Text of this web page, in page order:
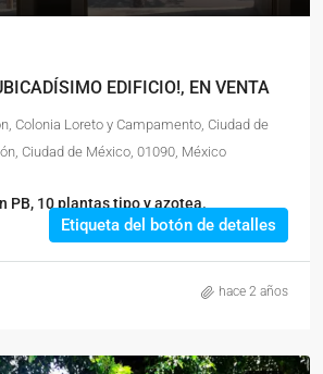
EDIFICIO!, EN VENTA
Colonia Loreto y Campamento, Ciudad de
Ciudad de México, 01090, México
PB, 10 plantas tipo y azotea.
Etiqueta del botón de detalles
hace 2 años